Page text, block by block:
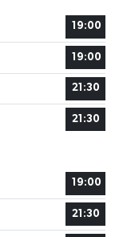
19:00
19:00
21:30
21:30
19:00
21:30